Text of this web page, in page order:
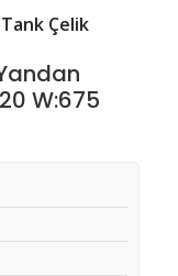
Çelik
W:675